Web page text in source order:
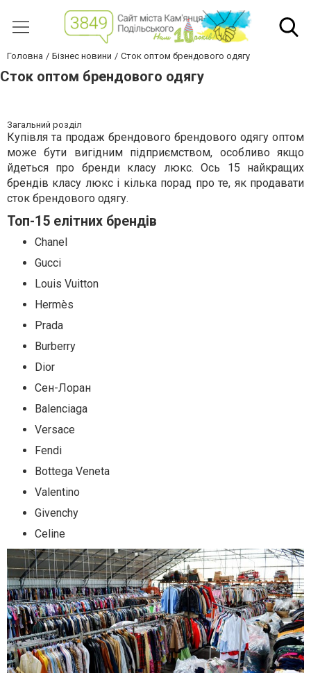
Головна Бізнес новини Сток оптом брендового одягу
Сток оптом брендового одягу
Загальний розділ
Купівля та продаж брендового брендового одягу оптом
може бути вигідним підприємством, особливо якщо
йдеться про бренди класу люкс. Ось 15 найкращих
брендів класу люкс і кілька порад про те, як продавати
сток брендового одягу.
Топ-15 елітних брендів
Chanel
Gucci
Louis Vuitton
Hermès
Prada
Burberry
Dior
Сен-Лоран
Balenciaga
Versace
Fendi
Bottega Veneta
Valentino
Givenchy
Celine